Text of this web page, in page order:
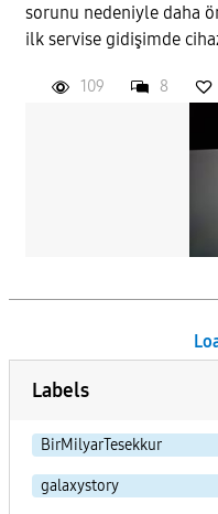
sorunu nedeniyle daha
ilk servise gidişimde
109 8
Labels
BirMilyarTesekkur
galaxystory